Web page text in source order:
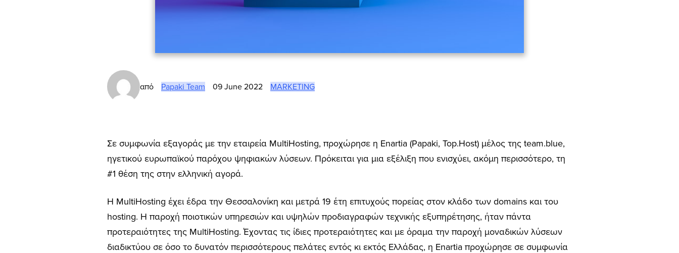
από Papaki Team 09 June 2022 MARKETING
Σε συμφωνία εξαγοράς με την εταιρεία MultiHosting, προχώρησε η Enartia (Papaki, Top.Host) μέλος της team.blue,
ηγετικού ευρωπαϊκού παρόχου ψηφιακών λύσεων. Πρόκειται για μια εξέλιξη που ενισχύει, ακόμη περισσότερο, τη
#1 θέση της στην ελληνική αγορά.
Η MultiHosting έχει έδρα την Θεσσαλονίκη και μετρά 19 έτη επιτυχούς πορείας στον κλάδο των domains και του
hosting. Η παροχή ποιοτικών υπηρεσιών και υψηλών προδιαγραφών τεχνικής εξυπηρέτησης, ήταν πάντα
προτεραιότητες της MultiHosting. Έχοντας τις ίδιες προτεραιότητες και με όραμα την παροχή μοναδικών λύσεων
διαδικτύου σε όσο το δυνατόν περισσότερους πελάτες εντός κι εκτός Ελλάδας, η Enartia προχώρησε σε συμφωνία